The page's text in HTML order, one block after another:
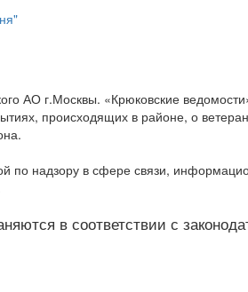
АО г.Москвы. «Крюковские
происходящих в районе, о
по надзору в сфере связи,
в соответствии с